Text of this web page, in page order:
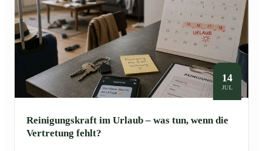
14
JUL
Reinigungskraft im Urlaub – was tun, wenn die
Vertretung fehlt?